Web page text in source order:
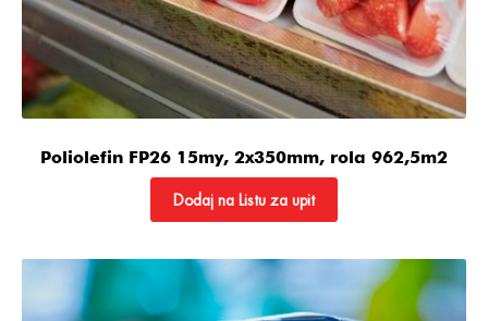
Poliolefin FP26 15my, 2x350mm, rola 962,5m2
Dodaj na Listu za upit